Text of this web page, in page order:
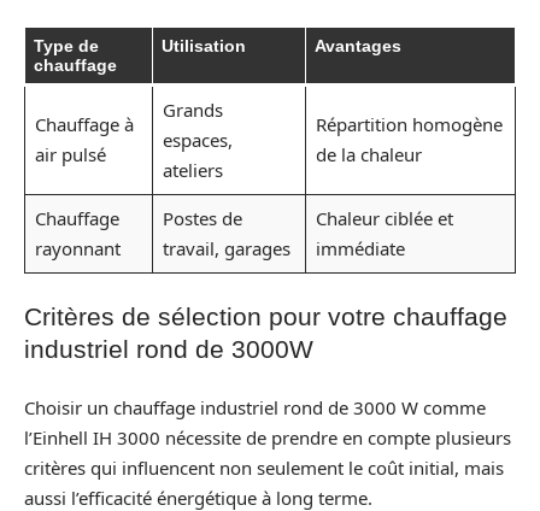
Type de
chauffage
Utilisation Avantages
Chauffage à
air pulsé
Grands
espaces,
ateliers
Répartition homogène
de la chaleur
Chauffage
rayonnant
Postes de
travail, garages
Chaleur ciblée et
immédiate
Critères de sélection pour votre chauffage
industriel rond de 3000W
Choisir un chauffage industriel rond de 3000 W comme
l’Einhell IH 3000 nécessite de prendre en compte plusieurs
critères qui influencent non seulement le coût initial, mais
aussi l’efficacité énergétique à long terme.